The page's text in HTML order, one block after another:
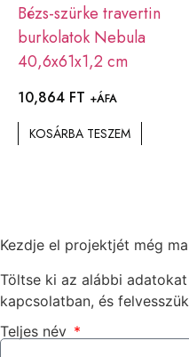
Bézs-szürke travertin
burkolatok Nebula
40,6x61x1,2 cm
10,864 FT +ÁFA
KOSÁRBA TESZEM
Kezdje el projektjét még
Töltse ki az alábbi
kapcsolatban, és
Teljes név